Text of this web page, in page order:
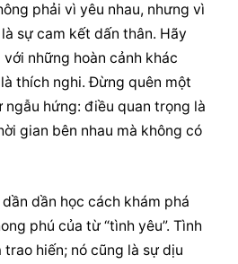
phải vì yêu nhau, nhưng vì
sự cam kết dấn thân. Hãy
những hoàn cảnh khác
thích nghi. Đừng quên một
ngẫu hứng: điều quan trọng là
gian bên nhau mà không có
dần học cách khám phá
phú của từ “tình yêu”. Tình
hiến; nó cũng là sự dịu